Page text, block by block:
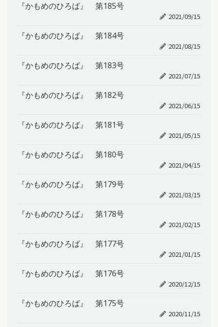
『かもめのひろば』 第185号
2021/09/15
『かもめのひろば』 第184号
2021/08/15
『かもめのひろば』 第183号
2021/07/15
『かもめのひろば』 第182号
2021/06/15
『かもめのひろば』 第181号
2021/05/15
『かもめのひろば』 第180号
2021/04/15
『かもめのひろば』 第179号
2021/03/15
『かもめのひろば』 第178号
2021/02/15
『かもめのひろば』 第177号
2021/01/15
『かもめのひろば』 第176号
2020/12/15
『かもめのひろば』 第175号
2020/11/15